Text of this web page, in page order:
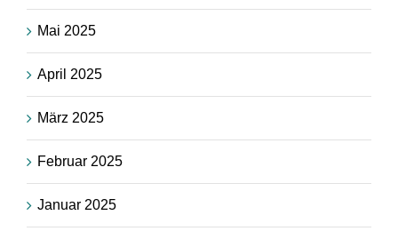
Mai 2025
April 2025
März 2025
Februar 2025
Januar 2025